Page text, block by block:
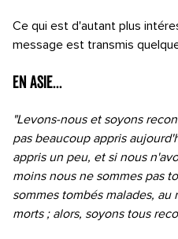
Ce qui est d'autant plus
message est transmis
En Asie...
"Levons-nous et soyons
pas beaucoup appris
appris un peu, et si nous
moins nous ne sommes pas
sommes tombés malades, au
morts ; alors, soyons tous